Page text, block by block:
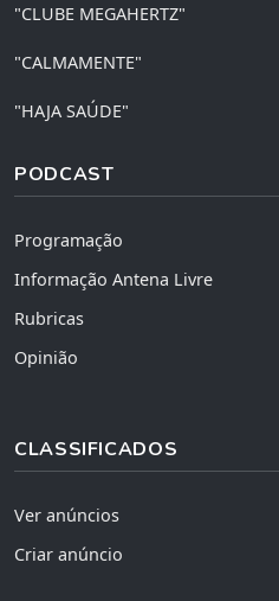
"CLUBE MEGAHERTZ"
"CALMAMENTE"
"HAJA SAÚDE"
PODCAST
Programação
Informação Antena Livre
Rubricas
Opinião
CLASSIFICADOS
Ver anúncios
Criar anúncio